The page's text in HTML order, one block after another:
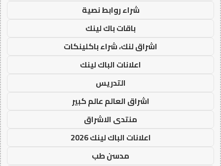
شراء روابط نصية
باقات باك لينك
اشراق لنك، شراء باكلينكات
اعلانات الباك لينك
التدريس
اشراق العالم عالم كبير
منتدى الاشراق
اعلانات الباك لينك 2026
مدسن طب